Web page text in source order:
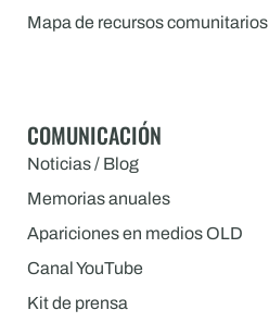
Mapa de recursos comunitarios
COMUNICACIÓN
Noticias / Blog
Memorias anuales
Apariciones en medios OLD
Canal YouTube
Kit de prensa